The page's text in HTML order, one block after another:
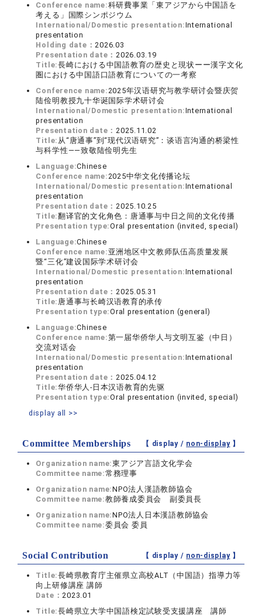
Conference name:科研費事業「東アジアから中国語を
考える」国際シンポジウム
International/Domestic presentation:International
presentation
Holding date：2026.03
Presentation date：2026.03.19
Title:長崎における中国語教育の歴史と現状ーー漢字文化
圏における中国語口語教育についての一考察
Conference name:2025年汉语研究与教学研讨会暨庆贺
陆俭明教授九十华诞国际学术研讨会
International/Domestic presentation:International
presentation
Presentation date：2025.11.02
Title: 从“唐通事”到“现代汉语研究”：谈语言沟通的桥梁性
与科学性——致敬陆俭明先生
Language:Chinese
Conference name:2025中华文化传播论坛
International/Domestic presentation:International
presentation
Presentation date：2025.10.25
Title:翻译官的文化角色：唐通事与中日之间的文化传播
Presentation type:Oral presentation (invited, special)
Language:Chinese
Conference name: 亚洲地区中文教师队伍高质量发展
暨“三化”建设国际学术研讨会
International/Domestic presentation:International
presentation
Presentation date：2025.05.31
Title: 唐通事与长崎汉语教育的承传
Presentation type:Oral presentation (general)
Language:Chinese
Conference name:第一届华侨华人与文明互鉴（中日）
交流对话会
International/Domestic presentation:International
presentation
Presentation date：2025.04.12
Title:华侨华人-日本汉语教育的先驱
Presentation type:Oral presentation (invited, special)
display all >>
Committee Memberships 【 display / non-display】
Organization name:東アジア言語文化学会
Committee name:常務理事
Organization name:NPO法人漢語教師協会
Committee name:教師養成委員会 副委員長
Organization name:NPO法人日本漢語教師協会
Committee name:委員会 委員
Social Contribution 【 display / non-display】
Title:長崎県教育庁主催県立高校ALT（中国語）指導力等
向上研修講座 講師
Date：2023.01
Title:長崎県立大学中国語検定試験受支援講座 講師